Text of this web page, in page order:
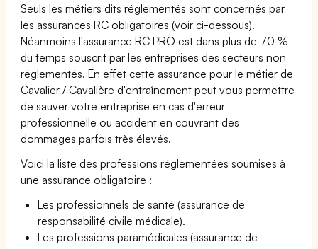
Seuls les métiers dits réglementés sont concernés par
les assurances RC obligatoires (voir ci-dessous).
Néanmoins l'assurance RC PRO est dans plus de 70 %
du temps souscrit par les entreprises des secteurs non
réglementés. En effet cette assurance pour le métier de
Cavalier / Cavalière d'entraînement peut vous permettre
de sauver votre entreprise en cas d'erreur
professionnelle ou accident en couvrant des
dommages parfois très élevés.
Voici la liste des professions réglementées soumises à
une assurance obligatoire :
Les professionnels de santé (assurance de
responsabilité civile médicale).
Les professions paramédicales (assurance de